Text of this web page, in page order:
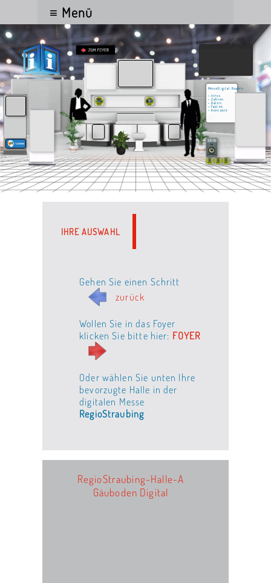
≡ Menü
MesseDigital.Bayern
• Infos
• Zahlen
• Daten
• Fakten
• Kontakte
IHRE AUSWAHL
Gehen Sie einen Schritt
zurück
Wollen Sie in das Foyer
klicken Sie bitte hier: FOYER
Oder wählen Sie unten Ihre
bevorzugte Halle in der
digitalen Messe
RegioStraubing
RegioStraubing-Halle-A
Gäuboden Digital